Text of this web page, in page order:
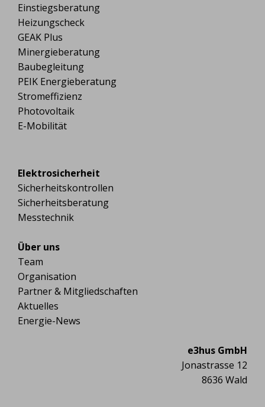
Einstiegsberatung
Heizungscheck
GEAK Plus
Minergieberatung
Baubegleitung
PEIK Energieberatung
Stromeffizienz
Photovoltaik
E-Mobilität
Elektrosicherheit
Sicherheitskontrollen
Sicherheitsberatung
Messtechnik
Über uns
Team
Organisation
Partner & Mitgliedschaften
Aktuelles
Energie-News
e3hus GmbH
Jonastrasse 12
8636 Wald